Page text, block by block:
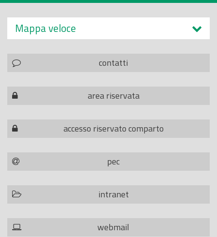
Mappa veloce
contatti
area riservata
accesso riservato comparto
pec
intranet
webmail